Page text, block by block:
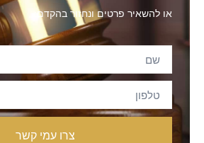
או להשאיר פרטים ונחזור בהקדם:
צרו עמי קשר